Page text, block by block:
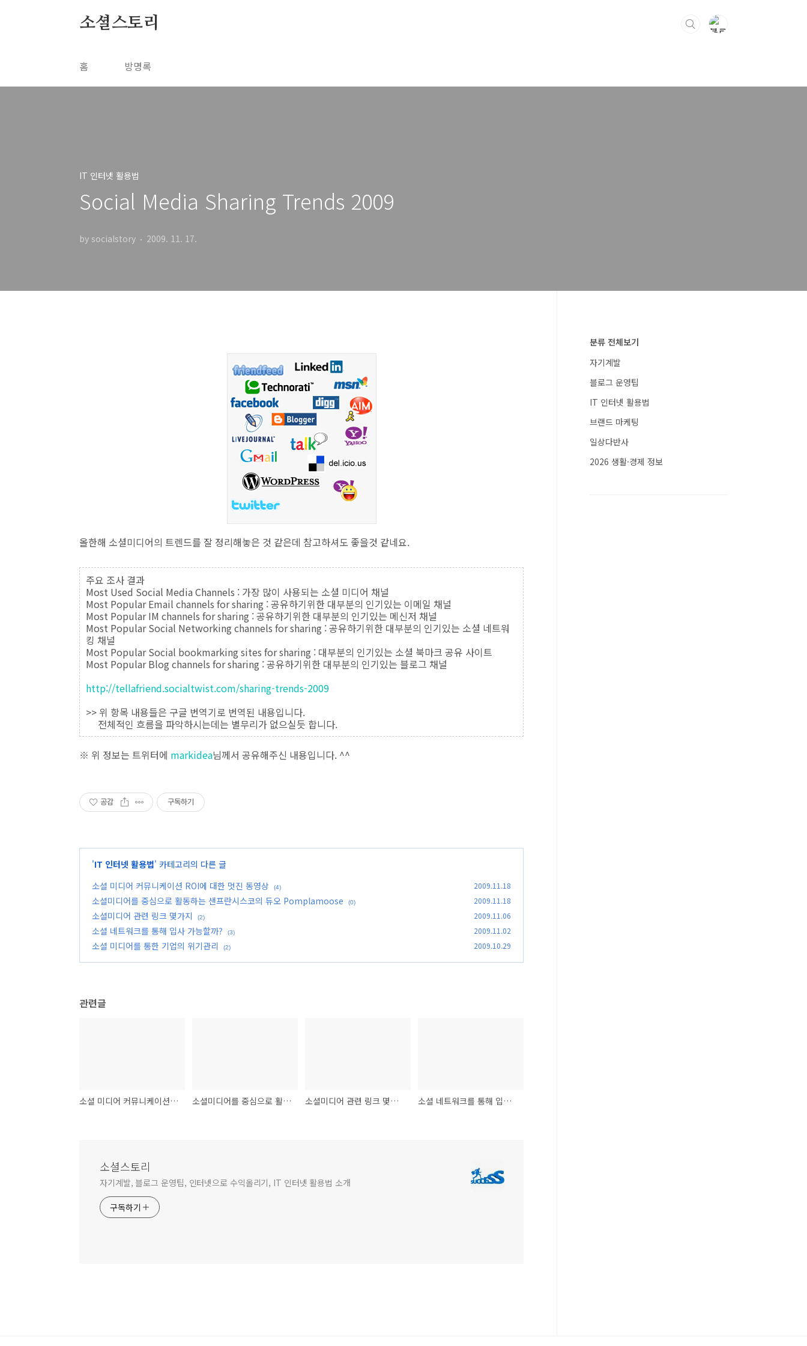
소셜스토리
홈 방명록
IT 인터넷 활용법
Social Media Sharing Trends 2009
by socialstory 2009. 11. 17.
올한해 소셜미디어의 트렌드를 잘 정리해놓은 것 같은데 참고하셔도 좋을것 같네요.
주요 조사 결과
Most Used Social Media Channels : 가장 많이 사용되는 소셜 미디어 채널
Most Popular Email channels for sharing : 공유하기위한 대부분의 인기있는 이메일 채널
Most Popular IM channels for sharing : 공유하기위한 대부분의 인기있는 메신저 채널
Most Popular Social Networking channels for sharing : 공유하기위한 대부분의 인기있는 소셜 네트워
킹 채널
Most Popular Social bookmarking sites for sharing : 대부분의 인기있는 소셜 북마크 공유 사이트
Most Popular Blog channels for sharing : 공유하기위한 대부분의 인기있는 블로그 채널
http://tellafriend.socialtwist.com/sharing-trends-2009
>> 위 항목 내용들은 구글 번역기로 번역된 내용입니다.
전체적인 흐름을 파악하시는데는 별무리가 없으실듯 합니다.
※ 위 정보는 트위터에 markidea님께서 공유해주신 내용입니다. ^^
공감 구독하기
'IT 인터넷 활용법' 카테고리의 다른 글
소셜 미디어 커뮤니케이션 ROI에 대한 멋진 동영상
(4) 2009.11.18
소셜미디어를 중심으로 활동하는 샌프란시스코의 듀오 Pomplamoose (0) 2009.11.18
소셜미디어 관련 링크 몇가지 (2) 2009.11.06
소셜 네트워크를 통해 입사 가능할까? (3) 2009.11.02
소셜 미디어를 통한 기업의 위기관리 (2) 2009.10.29
관련글
소셜 미디어 커뮤니케이션 ROI에 대한 멋진 동영상 소셜미디어를 중심으로 활동하는 샌프란시스코의 듀오 Pomplamoose 소셜미디어 관련 링크 몇가지 소셜 네트워크를 통해 입사 가능할까?
소셜스토리
자기계발, 블로그 운영팁, 인터넷으로 수익올리기, IT 인터넷 활용법 소개
구독하기
분류 전체보기
자기계발
블로그 운영팁
IT 인터넷 활용법
브랜드 마케팅
일상다반사
2026 생활·경제 정보